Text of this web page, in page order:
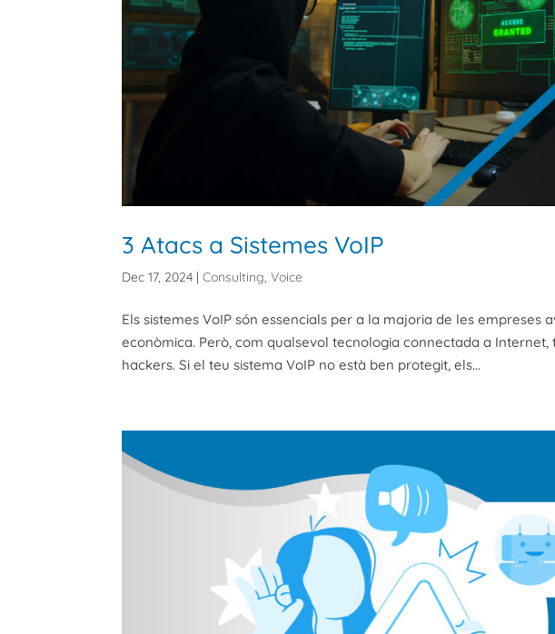
3 Atacs a Sistemes VoIP
Dec 17, 2024 |Consulting,Voice
Els sistemes VoIP són essencials per a la majoria de les empreses
econòmica. Però, com qualsevol tecnologia connectada a
hackers. Si el teu sistema VoIP no està ben protegit, els...